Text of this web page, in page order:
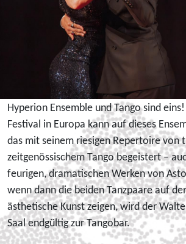
Hyperion Ensemble und Tango sind
Festival in Europa kann auf dieses
das mit seinem riesigen Repertoire von
zeitgenössischem Tango begeistert –
feurigen, dramatischen Werken von
wenn dann die beiden Tanzpaare auf
ästhetische Kunst zeigen, wird der
Saal endgültig zur Tangobar.